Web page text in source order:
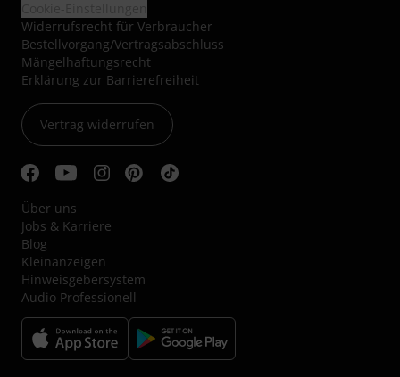
Widerrufsrecht für Verbraucher
Bestellvorgang/Vertragsabschluss
Mängelhaftungsrecht
Erklärung zur Barrierefreiheit
Vertrag widerrufen
Über uns
Jobs & Karriere
Blog
Kleinanzeigen
Hinweisgebersystem
Audio Professionell